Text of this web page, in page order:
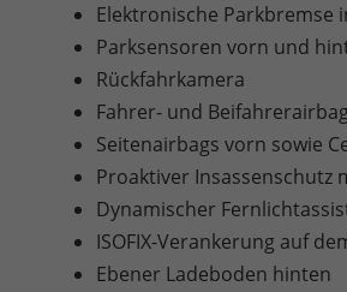
Elektronische Parkbremse
Parksensoren vorn und
Rückfahrkamera
Fahrer- und
Seitenairbags vorn sowie
Proaktiver Insassenschutz
Dynamischer
ISOFIX-Verankerung auf
Ebener Ladeboden hinten